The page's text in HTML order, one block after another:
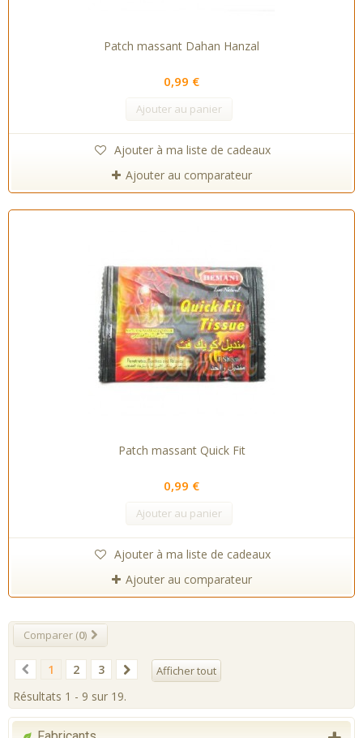
Patch massant Dahan Hanzal
0,99 €
Ajouter au panier
Ajouter à ma liste de cadeaux
Ajouter au comparateur
Patch massant Quick Fit
0,99 €
Ajouter au panier
Ajouter à ma liste de cadeaux
Ajouter au comparateur
Comparer (0)
Afficher tout
1 2
3
Résultats 1 - 9 sur 19.